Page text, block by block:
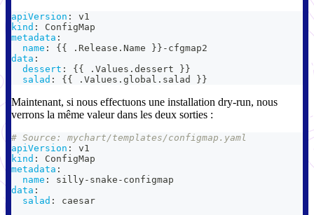
apiVersion :
v1
kind :
ConfigMap
metadata :
name : { { .Release.Name } } - cfgmap2
data :
dessert : { { .Values.dessert } }
salad : { { .Values.global.salad } }
Maintenant, si nous effectuons une installation dry-run, nous
verrons la même valeur dans les deux sorties :
# Source: mychart/templates/configmap.yaml
apiVersion :
v1
kind :
ConfigMap
metadata :
name : silly- snake - configmap
data :
salad :
caesar